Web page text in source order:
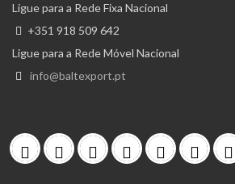
Ligue para a Rede Fixa Nacional
+351 918 509 642
Ligue para a Rede Móvel Nacional
info@baltexport.pt